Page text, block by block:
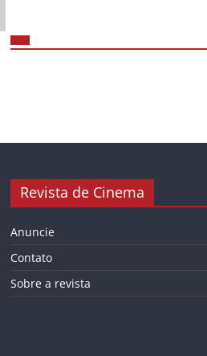
Revista de Cinema
Anuncie
Contato
Sobre a revista